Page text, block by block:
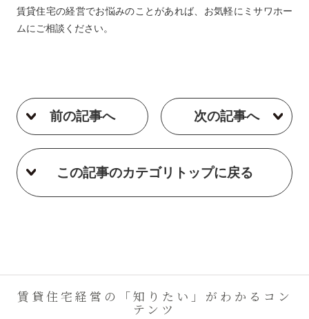
賃貸住宅の経営でお悩みのことがあれば、お気軽にミサワホー
ムにご相談ください。
前の記事へ 次の記事へ
この記事のカテゴリトップに戻る
賃貸住宅経営の「知りたい」がわかるコン
テンツ